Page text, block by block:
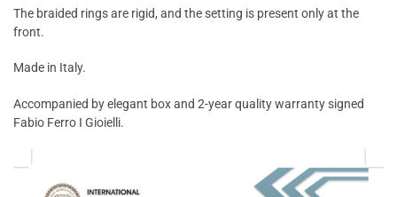
The braided rings are rigid, and the setting is present only at the
front.
Made in Italy.
Accompanied by elegant box and 2-year quality warranty signed
Fabio Ferro I Gioielli.